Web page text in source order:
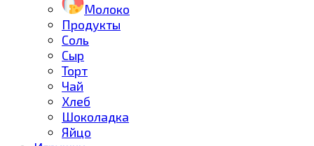
Молоко
Продукты
Соль
Сыр
Торт
Чай
Хлеб
Шоколадка
Яйцо